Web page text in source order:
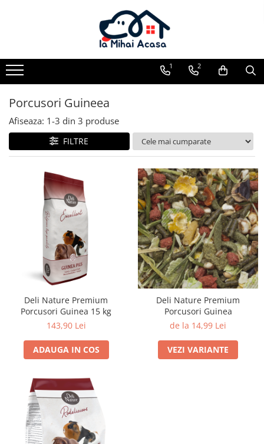
Pachete promotionale
Pachete promotionale
Pachete promotionale
Test gratuit 1 2
Porcusori Guineea
Afiseaza: 1-3 din 3 produse
FILTRE
Deli Nature Premium
Porcusori Guinea 15 kg
143,90 Lei
ADAUGA IN COS
Deli Nature Premium
Porcusori Guinea
de la 14,99 Lei
VEZI VARIANTE